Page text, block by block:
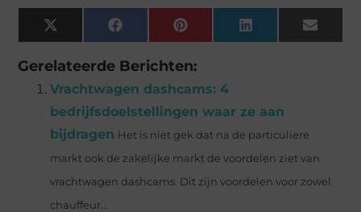
X
(Twitter)
Facebook Pinterest LinkedIn Email
Gerelateerde Berichten:
Vrachtwagen dashcams: 4
bedrijfsdoelstellingen waar ze aan
bijdragen Het is niet gek dat na de particuliere
markt ook de zakelijke markt de voordelen ziet van
vrachtwagen dashcams. Dit zijn voordelen voor zowel
chauffeur...